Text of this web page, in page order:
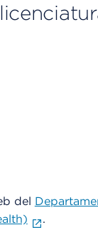
del
.